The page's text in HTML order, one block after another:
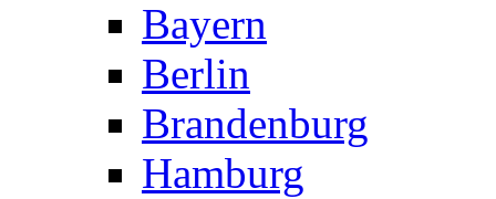
Bayern
Berlin
Brandenburg
Hamburg